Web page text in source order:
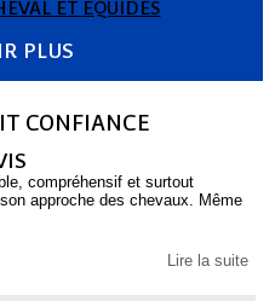
PLUS
CONFIANCE
compréhensif et surtout
approche des chevaux. Même
Lire la suite